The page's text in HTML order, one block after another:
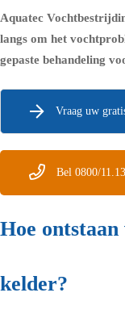
Aquatec
langs om het
gepaste behandeling
Vraag uw
Bel 0800/
Hoe
kelder?